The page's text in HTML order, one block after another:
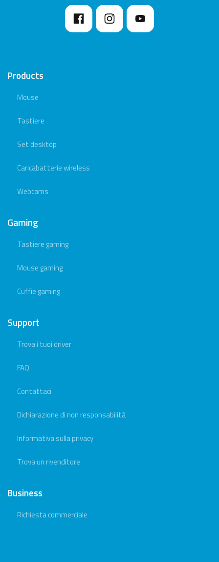
Products
Mouse
Tastiere
Set desktop
Caricabatterie wireless
Webcams
Gaming
Tastiere gaming
Mouse gaming
Cuffie gaming
Support
Trova i tuoi driver
FAQ
Contattaci
Dichiarazione di non responsabilità
Informativa sulla privacy
Trova un rivenditore
Business
Richiesta commerciale